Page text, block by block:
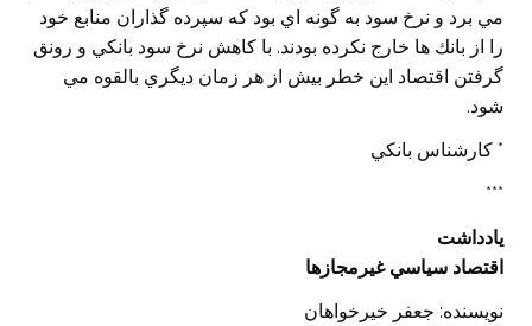
مي برد و نرخ سود به گونه اي بود كه سپرده گذاران منابع خود
را از بانك ها خارج نكرده بودند. با كاهش نرخ سود بانكي و رونق
گرفتن اقتصاد اين خطر بيش از هر زمان ديگري بالقوه مي
شود.
* كارشناس بانكي
***
يادداشت
اقتصاد سياسي غيرمجازها
نويسنده: جعفر خيرخواهان